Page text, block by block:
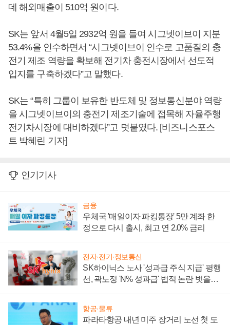
데 해외매출이 510억 원이다.
SK는 앞서 4월5일 2932억 원을 들여 시그넷이브이 지분
53.4%을 인수하면서 “시그넷이브이 인수로 고품질의 충
전기 제조 역량을 확보해 전기차 충전시장에서 선도적
입지를 구축하겠다”고 말했다.
SK는 “특히 그룹이 보유한 반도체 및 정보통신분야 역량
을 시그넷이브이의 충전기 제조기술에 접목해 자율주행
전기차시장에 대비하겠다”고 덧붙였다. [비즈니스포스
트 박혜린 기자]
인기기사
금융
우체국 '매일이자 파킹통장' 5만 계좌 한
정으로 다시 출시, 최고 연 2.0% 금리
전자·전기·정보통신
SK하이닉스 노사 '성과급 주식 지급' 평행
선, 곽노정 'N% 성과급' 법적 논란 벗을지
항공·물류
파라타항공 내년 미주 장거리 노선 첫 도